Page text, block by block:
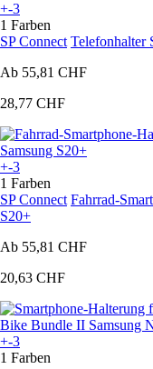
+-3
1 Farben
SP Connect Telefonhalter
Ab 55,81 CHF
28,77 CHF
+-3
1 Farben
SP Connect Fahrrad-
S20+
Ab 55,81 CHF
20,63 CHF
+-3
1 Farben